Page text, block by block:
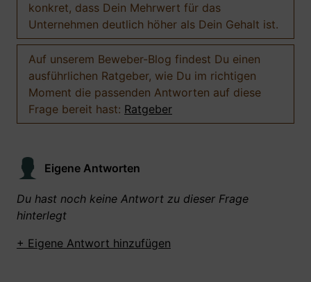
konkret, dass Dein Mehrwert für das
Unternehmen deutlich höher als Dein Gehalt ist.
Auf unserem Beweber-Blog findest Du einen
ausführlichen Ratgeber, wie Du im richtigen
Moment die passenden Antworten auf diese
Frage bereit hast: Ratgeber
Eigene Antworten
Du hast noch keine Antwort zu dieser Frage
hinterlegt
+ Eigene Antwort hinzufügen